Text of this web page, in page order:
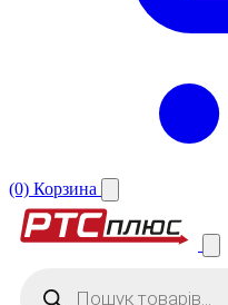
(0) Корзина
товаров